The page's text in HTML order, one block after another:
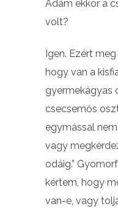
Ádám ekkor a
volt?
Igen. Ezért
hogy van a
gyermekágyas
csecsemős
egymással
vagy
odáig.”
kértem, hogy
van-e, vagy